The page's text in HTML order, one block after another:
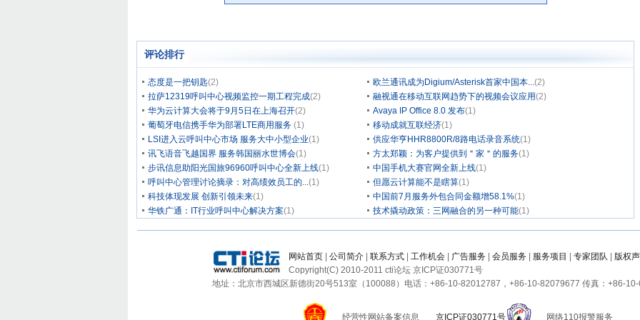
评论排行
态度是一把钥匙(2) 欧兰通讯成为Digium/Asterisk首家中国本...(2)
拉萨12319呼叫中心视频监控一期工程完成(2) 融视通在移动互联网趋势下的视频会议应用(2)
华为云计算大会将于9月5日在上海召开(2) Avaya IP Office 8.0 发布(1)
葡萄牙电信携手华为部署LTE商用服务 (1) 移动成就互联经济(1)
LSI进入云呼叫中心市场 服务大中小型企业(1) 供应华亨HHR8800R/8路电话录音系统(1)
讯飞语音飞越国界 服务韩国丽水世博会(1) 方太郑颖：为客户提供到＂家＂的服务(1)
步讯信息助阳光国旅96960呼叫中心全新上线(1) 中国手机大赛官网全新上线(1)
呼叫中心管理讨论摘录：对高绩效员工的...(1) 但愿云计算能不是瞎算(1)
科技体现发展 创新引领未来(1) 中国前7月服务外包合同金额增58.1%(1)
华铁广通：IT行业呼叫中心解决方案(1) 技术撬动政策：三网融合的另一种可能(1)
网站首页 公司简介 联系方式 工作机会 广告服务 会员服务 服务项目 专家团队
版权
Copyright(C) 2010-2011 cti论坛 京ICP证030771号
地址：北京市西城区新德街20号513室（100088）电话：+86-10-82012787，+86-10-82079677 传真：+86-
经营性网站备案信息 京ICP证030771号 网络110报警服务